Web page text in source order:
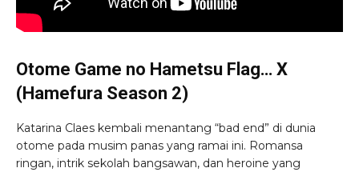
Otome Game no Hametsu Flag… X
(Hamefura Season 2)
Katarina Claes kembali menantang “bad end” di dunia
otome pada musim panas yang ramai ini. Romansa
ringan, intrik sekolah bangsawan, dan heroine yang